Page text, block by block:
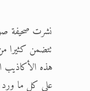
نشرت صحيفة صوت
تتضمن كثيرا
هذه الأكاذيب
على كل ما ورد